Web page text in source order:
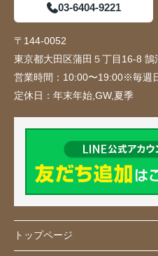
03-6404-9221
〒144-0052
東京都大田区蒲田５丁目16-8 鵠
営業時間： 10:00〜19:00※毎週
定休日： 年末年始,GW,夏季
トップページ